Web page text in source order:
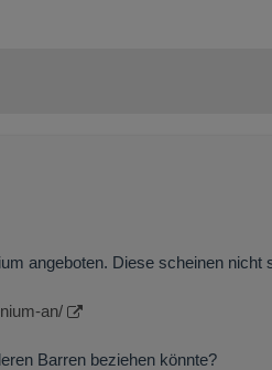
angeboten. Diese scheinen
an/
Barren beziehen könnte?